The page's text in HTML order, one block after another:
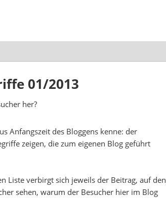
01/2013
Anfangszeit des Bloggens kenne: der
zeigen, die zum eigenen Blog geführt
Liste verbirgt sich jeweils der Beitrag, auf den
sehen, warum der Besucher hier im Blog